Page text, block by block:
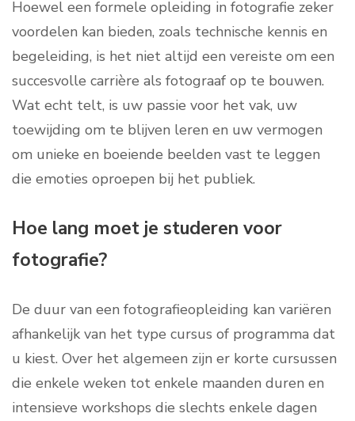
Hoewel een formele opleiding in fotografie zeker
voordelen kan bieden, zoals technische kennis en
begeleiding, is het niet altijd een vereiste om een
succesvolle carrière als fotograaf op te bouwen.
Wat echt telt, is uw passie voor het vak, uw
toewijding om te blijven leren en uw vermogen
om unieke en boeiende beelden vast te leggen
die emoties oproepen bij het publiek.
Hoe lang moet je studeren voor
fotografie?
De duur van een fotografieopleiding kan variëren
afhankelijk van het type cursus of programma dat
u kiest. Over het algemeen zijn er korte cursussen
die enkele weken tot enkele maanden duren en
intensieve workshops die slechts enkele dagen